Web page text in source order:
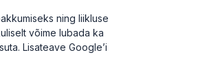
ning liikluse
võime lubada ka
Lisateave Google’i